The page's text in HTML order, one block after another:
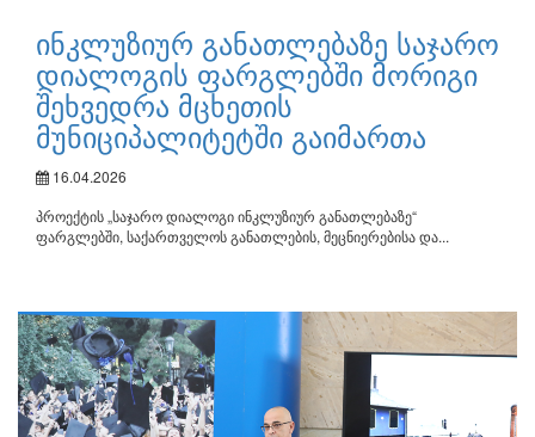
ინკლუზიურ განათლებაზე საჯარო
დიალოგის ფარგლებში მორიგი
შეხვედრა მცხეთის
მუნიციპალიტეტში გაიმართა
16.04.2026
პროექტის „საჯარო დიალოგი ინკლუზიურ განათლებაზე“
ფარგლებში, საქართველოს განათლების, მეცნიერებისა და...